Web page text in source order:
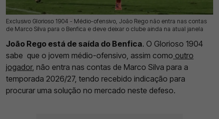
Exclusivo Glorioso 1904 - Médio-ofensivo, João Rego não entra nas contas
de Marco Silva para o Benfica e deve deixar o clube ainda na atual janela
03 Ago 2026 | 03:00 | 0
João Rego está de saída do Benfica. O Glorioso 1904
sabe que o jovem médio-ofensivo, assim como outro
jogador, não entra nas contas de Marco Silva para a
temporada 2026/27, tendo recebido indicação para
procurar uma solução no mercado neste defeso.